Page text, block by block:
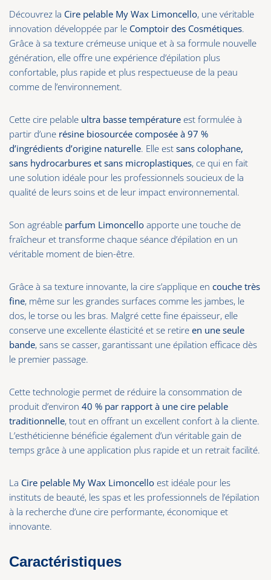
Découvrez la Cire pelable My Wax Limoncello, une véritable
innovation développée par le Comptoir des Cosmétiques.
Grâce à sa texture crémeuse unique et à sa formule nouvelle
génération, elle offre une expérience d’épilation plus
confortable, plus rapide et plus respectueuse de la peau
comme de l’environnement.
Cette cire pelable ultra basse température est formulée à
partir d’une résine biosourcée composée à 97 %
d’ingrédients d’origine naturelle. Elle est sans colophane,
sans hydrocarbures et sans microplastiques, ce qui en fait
une solution idéale pour les professionnels soucieux de la
qualité de leurs soins et de leur impact environnemental.
Son agréable parfum Limoncello apporte une touche de
fraîcheur et transforme chaque séance d’épilation en un
véritable moment de bien-être.
Grâce à sa texture innovante, la cire s’applique en couche très
fine, même sur les grandes surfaces comme les jambes, le
dos, le torse ou les bras. Malgré cette fine épaisseur, elle
conserve une excellente élasticité et se retire en une seule
bande, sans se casser, garantissant une épilation efficace dès
le premier passage.
Cette technologie permet de réduire la consommation de
produit d’environ 40 % par rapport à une cire pelable
traditionnelle, tout en offrant un excellent confort à la cliente.
L’esthéticienne bénéficie également d’un véritable gain de
temps grâce à une application plus rapide et un retrait facilité.
La Cire pelable My Wax Limoncello est idéale pour les
instituts de beauté, les spas et les professionnels de l’épilation
à la recherche d’une cire performante, économique et
innovante.
Caractéristiques